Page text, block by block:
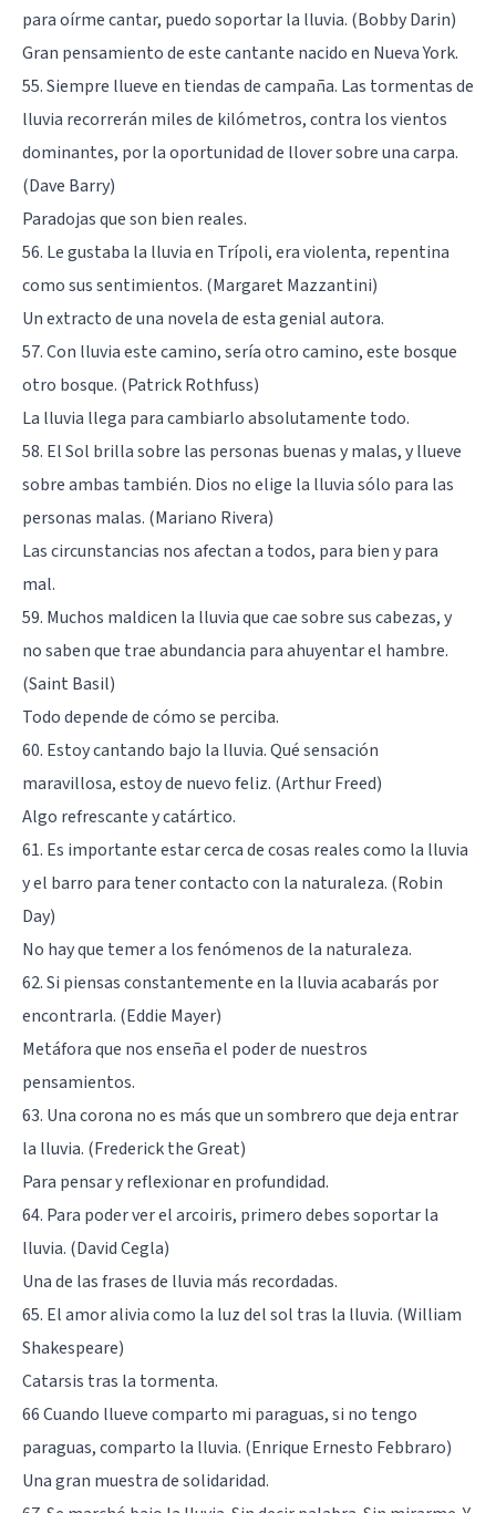
para oírme cantar, puedo soportar la lluvia. (Bobby Darin)
Gran pensamiento de este cantante nacido en Nueva York.
55. Siempre llueve en tiendas de campaña. Las tormentas de
lluvia recorrerán miles de kilómetros, contra los vientos
dominantes, por la oportunidad de llover sobre una carpa.
(Dave Barry)
Paradojas que son bien reales.
56. Le gustaba la lluvia en Trípoli, era violenta, repentina
como sus sentimientos. (Margaret Mazzantini)
Un extracto de una novela de esta genial autora.
57. Con lluvia este camino, sería otro camino, este bosque
otro bosque. (Patrick Rothfuss)
La lluvia llega para cambiarlo absolutamente todo.
58. El Sol brilla sobre las personas buenas y malas, y llueve
sobre ambas también. Dios no elige la lluvia sólo para las
personas malas. (Mariano Rivera)
Las circunstancias nos afectan a todos, para bien y para
mal.
59. Muchos maldicen la lluvia que cae sobre sus cabezas, y
no saben que trae abundancia para ahuyentar el hambre.
(Saint Basil)
Todo depende de cómo se perciba.
60. Estoy cantando bajo la lluvia. Qué sensación
maravillosa, estoy de nuevo feliz. (Arthur Freed)
Algo refrescante y catártico.
61. Es importante estar cerca de cosas reales como la lluvia
y el barro para tener contacto con la naturaleza. (Robin
Day)
No hay que temer a los fenómenos de la naturaleza.
62. Si piensas constantemente en la lluvia acabarás por
encontrarla. (Eddie Mayer)
Metáfora que nos enseña el poder de nuestros
pensamientos.
63. Una corona no es más que un sombrero que deja entrar
la lluvia. (Frederick the Great)
Para pensar y reflexionar en profundidad.
64. Para poder ver el arcoiris, primero debes soportar la
lluvia. (David Cegla)
Una de las frases de lluvia más recordadas.
65. El amor alivia como la luz del sol tras la lluvia. (William
Shakespeare)
Catarsis tras la tormenta.
66 Cuando llueve comparto mi paraguas, si no tengo
paraguas, comparto la lluvia. (Enrique Ernesto Febbraro)
Una gran muestra de solidaridad.